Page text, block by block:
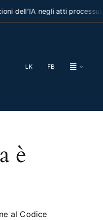
dell’IA negli atti
LK FB
è
al Codice